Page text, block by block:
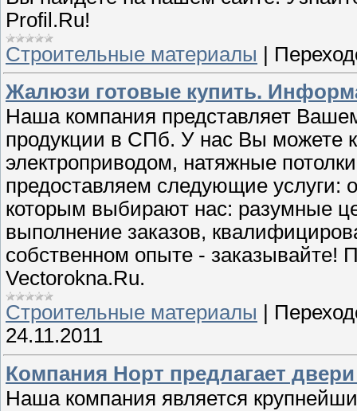
Profil.Ru!
Строительные материалы |
Жалюзи готовые купить.
Наша компания представляет
продукции в СПб. У нас Вы можете
электроприводом, натяжные
предоставляем следующие услуги:
которым выбирают нас: разумные
выполнение заказов,
собственном опыте - заказывайте!
Vectorokna.Ru.
Строительные материалы
24.11.2011
Компания Норт предлагает
Наша компания является